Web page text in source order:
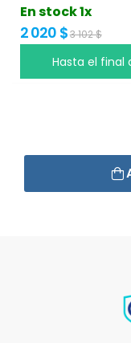
En stock 1x
2 020 $3 102 $
Hasta el final